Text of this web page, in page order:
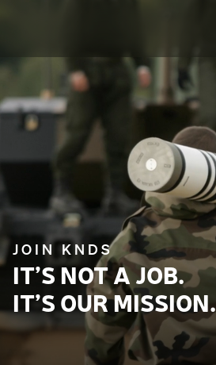
JOIN KNDS
IT’S NOT A JOB.
IT’S OUR MISSION.